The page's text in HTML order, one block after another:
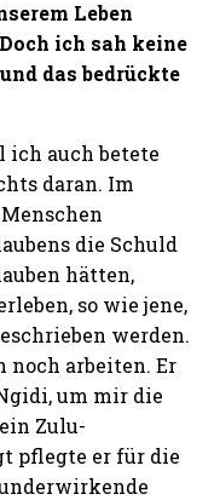
Leben
ich sah keine
das bedrückte
ich auch betete
daran. Im
die Schuld
hätten,
so wie jene,
werden.
noch arbeiten. Er
um mir die
Zulu-
pflegte er für die